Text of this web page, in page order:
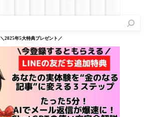
＼2025年5大特典プレゼント／